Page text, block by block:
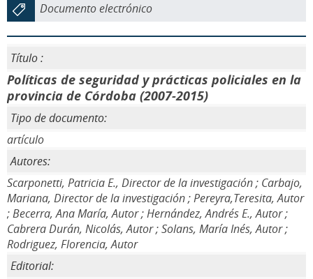
Documento electrónico
Título :
Políticas de seguridad y prácticas policiales en la
provincia de Córdoba (2007-2015)
Tipo de documento:
artículo
Autores:
Scarponetti, Patricia E., Director de la investigación ; Carbajo,
Mariana, Director de la investigación ; Pereyra,Teresita, Autor
; Becerra, Ana María, Autor ; Hernández, Andrés E., Autor ;
Cabrera Durán, Nicolás, Autor ; Solans, María Inés, Autor ;
Rodriguez, Florencia, Autor
Editorial: